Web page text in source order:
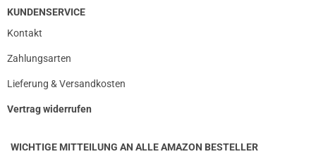
KUNDENSERVICE
Kontakt
Zahlungsarten
Lieferung & Versandkosten
Vertrag widerrufen
WICHTIGE MITTEILUNG AN ALLE AMAZON BESTELLER